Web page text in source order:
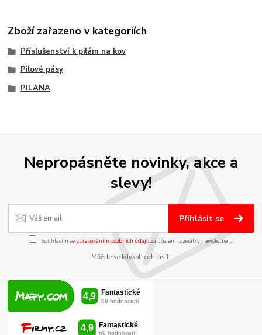
Zboží zařazeno v kategoriích
Příslušenství k pilám na kov
Pilové pásy
PILANA
Nepropásněte novinky, akce a
slevy!
Přihlásit se
Souhlasím se zpracováním osobních údajůza účelem rozesílky newsletteru.
Můžete se kdykoli odhlásit.